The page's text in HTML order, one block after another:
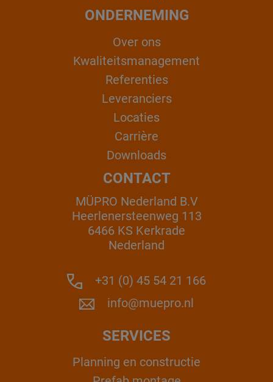
ONDERNEMING
Over ons
Kwaliteitsmanagement
Referenties
Leveranciers
Locaties
Carrière
Downloads
CONTACT
MÜPRO Nederland B.V
Heerlenersteenweg 113
6466 KS Kerkrade
Nederland
+31 (0) 45 54 21 166
info@muepro.nl
SERVICES
Planning en constructie